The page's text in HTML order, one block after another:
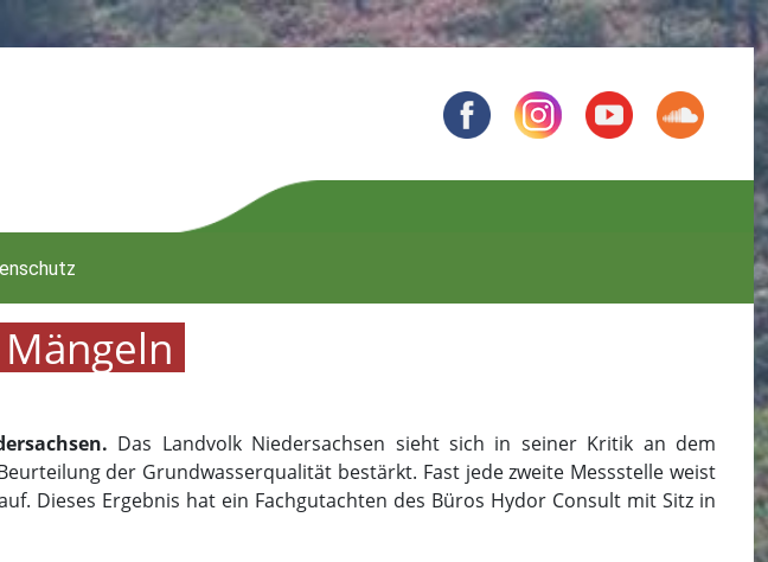
Das Landvolk Niedersachsen sieht sich in seiner Kritik an dem
der Grundwasserqualität bestärkt. Fast jede zweite Messstelle weist
Dieses Ergebnis hat ein Fachgutachten des Büros Hydor Consult mit Sitz in